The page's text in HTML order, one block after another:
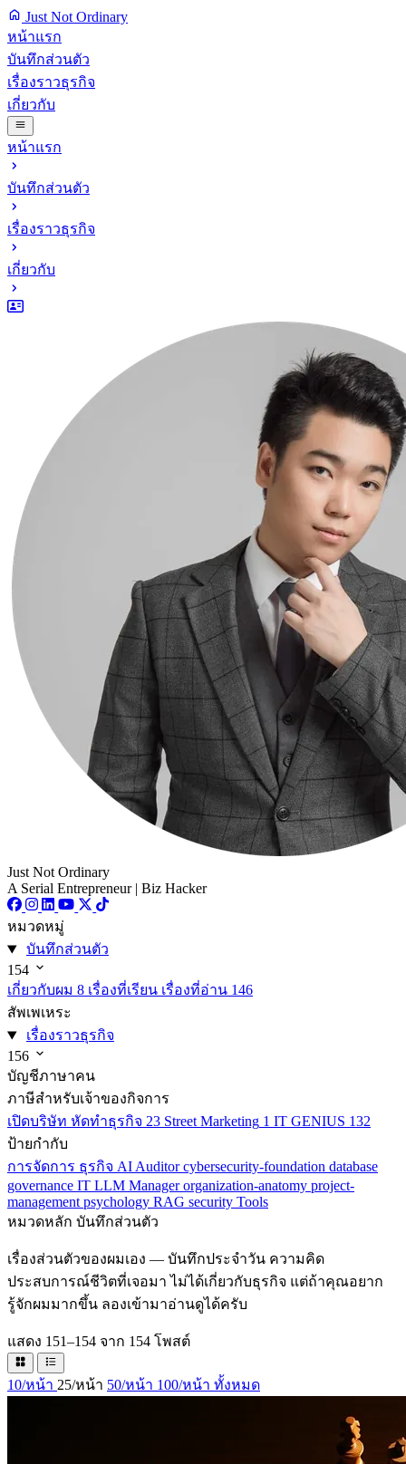
Just Not Ordinary
หน้าแรก
บันทึกส่วนตัว
เรื่องราวธุรกิจ
เกี่ยวกับ
หน้าแรก
บันทึกส่วนตัว
เรื่องราวธุรกิจ
เกี่ยวกับ
Just Not Ordinary
A Serial Entrepreneur | Biz Hacker
หมวดหมู่
บันทึกส่วนตัว
154
เกี่ยวกับผม 8 เรื่องที่เรียน เรื่องที่อ่าน 146
สัพเพเหระ
เรื่องราวธุรกิจ
156
บัญชีภาษาคน
ภาษีสำหรับเจ้าของกิจการ
เปิดบริษัท หัดทำธุรกิจ 23 Street Marketing 1 IT GENIUS 132
ป้ายกำกับ
การจัดการ ธุรกิจ AI Auditorcybersecurity-foundation database
governance IT LLM Managerorganization-anatomy project-
management psychology RAG security Tools
หมวดหลัก บันทึกส่วนตัว
เรื่องส่วนตัวของผมเอง — บันทึกประจำวัน ความคิด
ประสบการณ์ชีวิตที่เจอมา ไม่ได้เกี่ยวกับธุรกิจ แต่ถ้าคุณอยาก
รู้จักผมมากขึ้น ลองเข้ามาอ่านดูได้ครับ
แสดง 151–154 จาก 154 โพสต์
10/หน้า 25/หน้า 50/หน้า 100/หน้า ทั้งหมด